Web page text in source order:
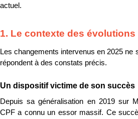
actuel.
1. Le contexte des évolutions
Les changements intervenus en 2025 ne
répondent à des constats précis.
Un dispositif victime de son succès
Depuis sa généralisation en 2019 sur
CPF a connu un essor massif. Ce